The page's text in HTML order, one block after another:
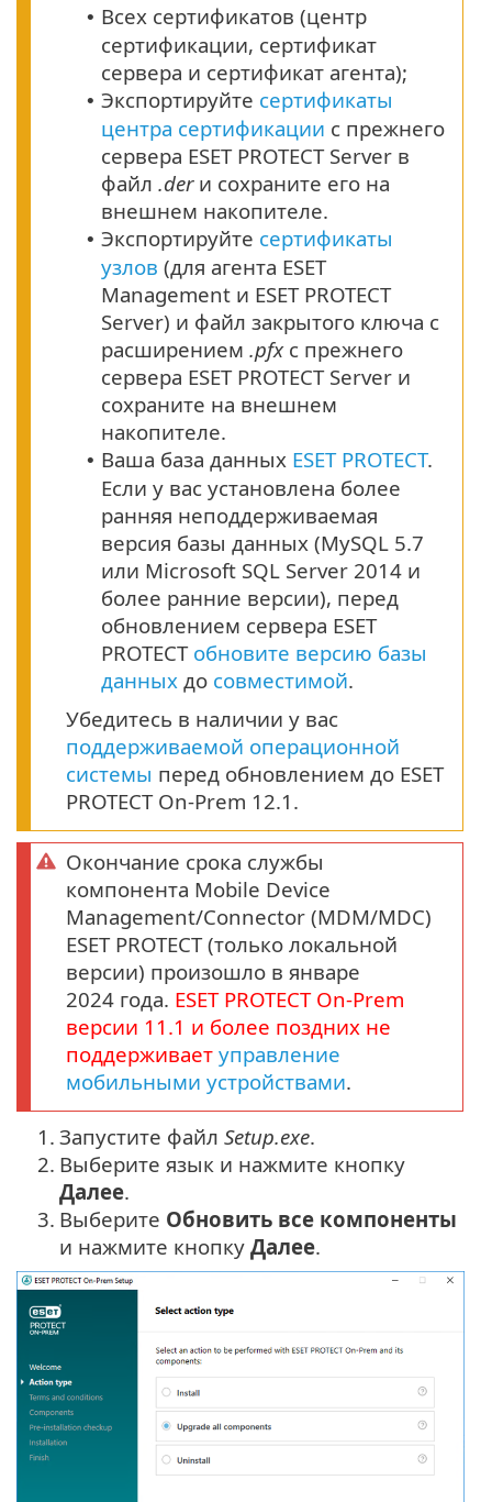
• Всех сертификатов (центр
сертификации, сертификат
сервера и сертификат агента);
• Экспортируйте сертификаты
центра сертификации с прежнего
сервера ESET PROTECT Server в
файл .derи сохраните его на
внешнем накопителе.
• Экспортируйте сертификаты
узлов (для агента ESET
Management и ESET PROTECT
Server) и файл закрытого ключа с
расширением .pfxс прежнего
сервера ESET PROTECT Server и
сохраните на внешнем
накопителе.
• Ваша база данных ESET PROTECT.
Если у вас установлена более
ранняя неподдерживаемая
версия базы данных (MySQL 5.7
или Microsoft SQL Server 2014 и
более ранние версии), перед
обновлением сервера ESET
PROTECT обновите версию базы
данных до совместимой.
Убедитесь в наличии у вас
поддерживаемой операционной
системы перед обновлением до ESET
PROTECT On-Prem 12.1.
Окончание срока службы
компонента Mobile Device
Management/Connector (MDM/MDC)
ESET PROTECT (только локальной
версии) произошло в январе
2024 года. ESET PROTECT On-Prem
версии 11.1 и более поздних не
поддерживает управление
мобильными устройствами.
1. Запустите файл Setup.exe.
2. Выберите язык и нажмите кнопку
Далее.
3. Выберите Обновить все компоненты
и нажмите кнопку Далее.